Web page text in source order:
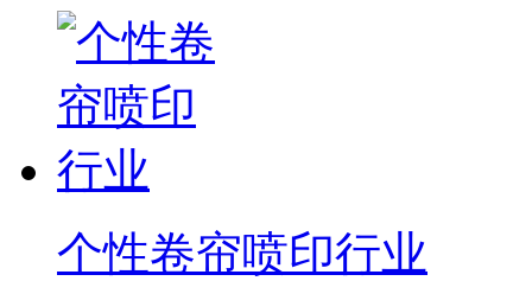
个性卷帘喷印行业